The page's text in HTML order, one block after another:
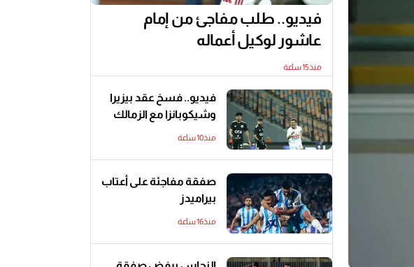
فيديو.. طلب مفاجئ من إمام
عاشور لوكيل أعماله
منذ15 ساعة
فيديو.. فسخ عقد بيزيرا
وشيكوبانزا مع الزمالك
منذ10 ساعة
صفقة مفاجئة على أعتاب
بيراميدز
منذ16 ساعة